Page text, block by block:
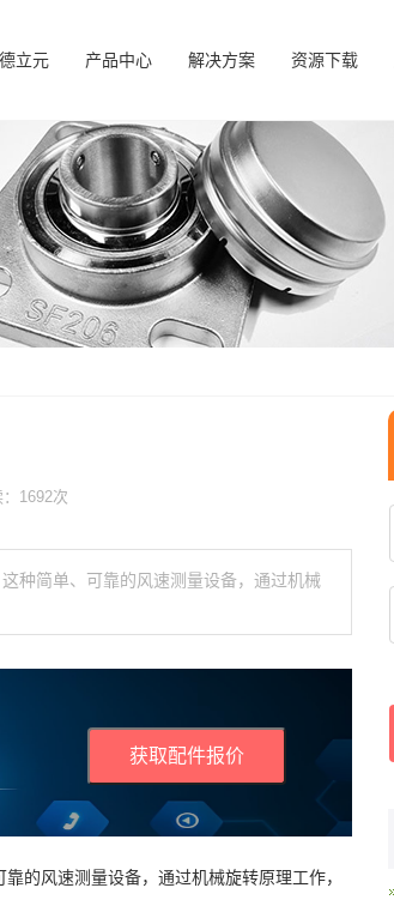
立元 产品中心 解决方案 资源下载
1692次
种简单、可靠的风速测量设备，通过机械
获取配件报价
的风速测量设备，通过机械旋转原理工作，